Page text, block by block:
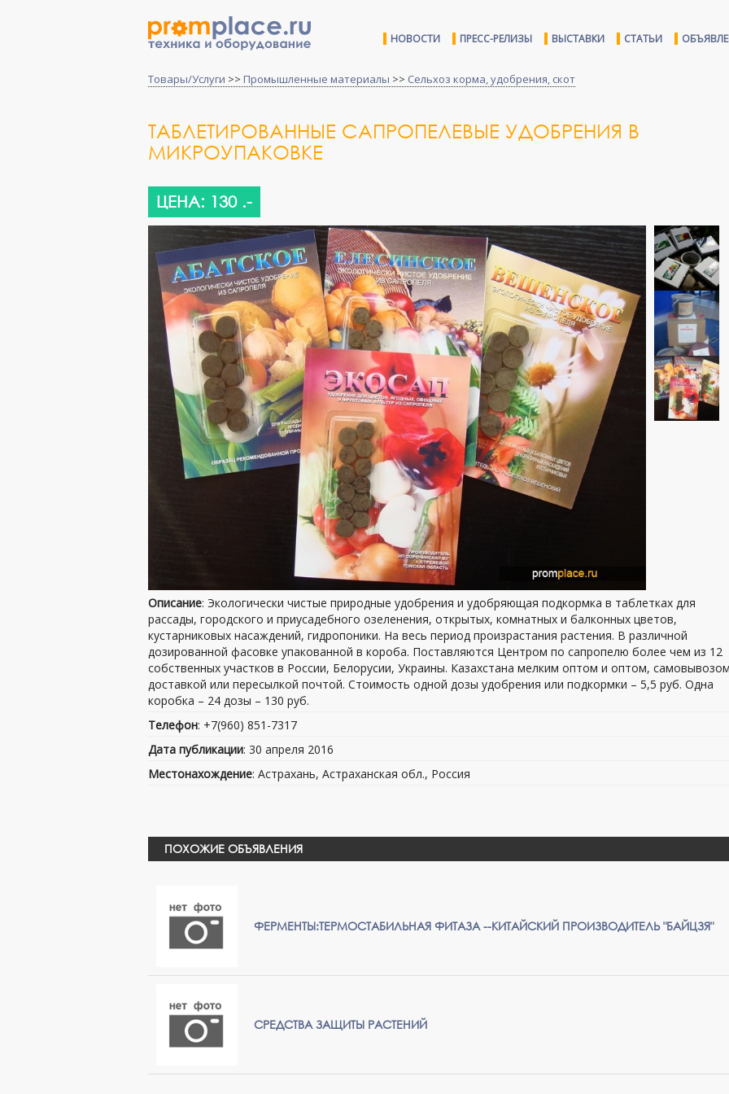
НОВОСТИ ПРЕСС-РЕЛИЗЫ ВЫСТАВКИ СТАТЬИ
Товары/Услуги >> Промышленные материалы >> Сельхоз корма, удобрения, скот
ТАБЛЕТИРОВАННЫЕ САПРОПЕЛЕВЫЕ УДОБРЕНИЯ В
МИКРОУПАКОВКЕ
ЦЕНА: 130 .-
Описание: Экологически чистые природные удобрения и удобряющая подкормка в таблетках для
рассады, городского и приусадебного озеленения, открытых, комнатных и балконных цветов,
кустарниковых насаждений, гидропоники. На весь период произрастания растения. В различной
дозированной фасовке упакованной в короба. Поставляются Центром по сапропелю более чем из 12
собственных участков в России, Белорусии, Украины. Казахстана мелким оптом и оптом,
доставкой или пересылкой почтой. Стоимость одной дозы удобрения или подкормки – 5,5 руб. Одна
коробка – 24 дозы – 130 руб.
Телефон: +7(960) 851-7317
Дата публикации: 30 апреля 2016
Местонахождение: Астрахань, Астраханская обл., Россия
ПОХОЖИЕ ОБЪЯВЛЕНИЯ
ФЕРМЕНТЫ:ТЕРМОСТАБИЛЬНАЯ ФИТАЗА --КИТАЙСКИЙ ПРОИЗВОДИТЕЛЬ "БАЙЦЗЯ"
СРЕДСТВА ЗАЩИТЫ РАСТЕНИЙ